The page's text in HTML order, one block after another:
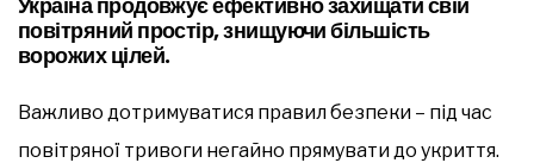
повітряний простір, знищуючи більшість
ворожих цілей.
Важливо дотримуватися правил безпеки – під час
повітряної тривоги негайно прямувати до укриття.